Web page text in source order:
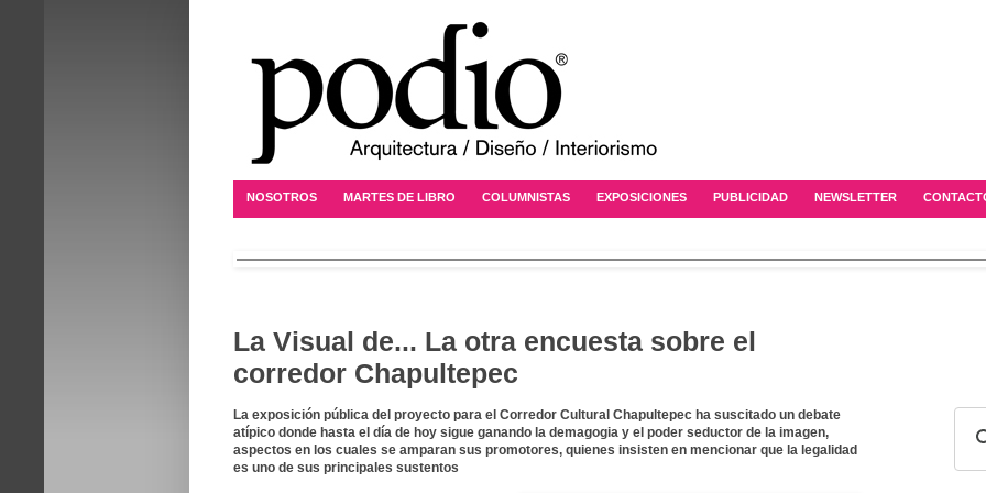
NOSOTROS MARTES DE LIBRO COLUMNISTAS EXPOSICIONES PUBLICIDAD NEWSLETTER
La Visual de... La otra encuesta sobre el
corredor Chapultepec
La exposición pública del proyecto para el Corredor Cultural Chapultepec ha suscitado un debate
atípico donde hasta el día de hoy sigue ganando la demagogia y el poder seductor de la imagen,
aspectos en los cuales se amparan sus promotores, quienes insisten en mencionar que la legalidad
es uno de sus principales sustentos